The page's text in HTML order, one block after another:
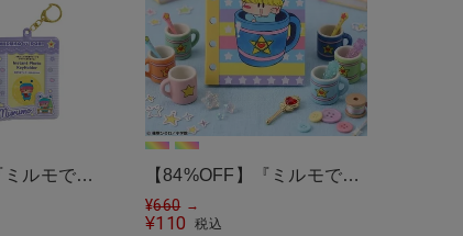
ミルモでポ
フォトキ
【84%OFF】『ミルモでポ
ン!』シール帳
¥660 →
¥110 税込